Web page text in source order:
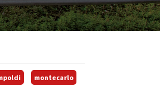
montecarlo